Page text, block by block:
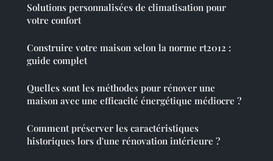
Solutions personnalisées de climatisation pour
votre confort
Construire votre maison selon la norme rt2012 :
guide complet
Quelles sont les méthodes pour rénover une
maison avec une efficacité énergétique médiocre ?
Comment préserver les caractéristiques
historiques lors d'une rénovation intérieure ?